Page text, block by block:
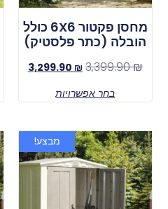
מחסן פקטור 6X6 כולל
הובלה (כתר פלסטיק)
3,399.90₪
3,299.90 ₪
בחר אפשרויות
מבצע!